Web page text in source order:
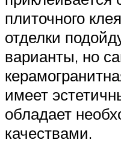
плиточного
отделки
варианты, но
имеет
обладает
качествами.